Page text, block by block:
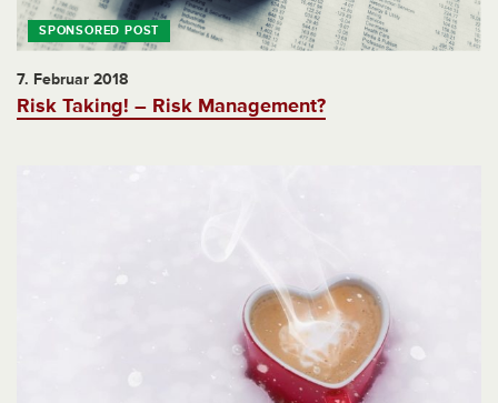
7. Februar 2018
Risk Taking! – Risk Management?